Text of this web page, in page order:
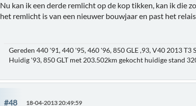
Nu kan ik een derde remlicht op de kop tikken, kan ik die
het remlicht is van een nieuwer bouwjaar en past het
Gereden 440 '91, 440 '95, 460 '96, 850 GLE ,93, V40 2013 T3
Huidig '93, 850 GLT met 203.502km gekocht huidige stand
#48 18-04-2013 20:49:59